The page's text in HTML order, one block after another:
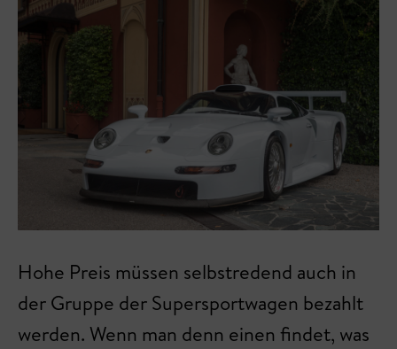
Hohe Preis müssen selbstredend auch in
der Gruppe der Supersportwagen bezahlt
werden. Wenn man denn einen findet, was